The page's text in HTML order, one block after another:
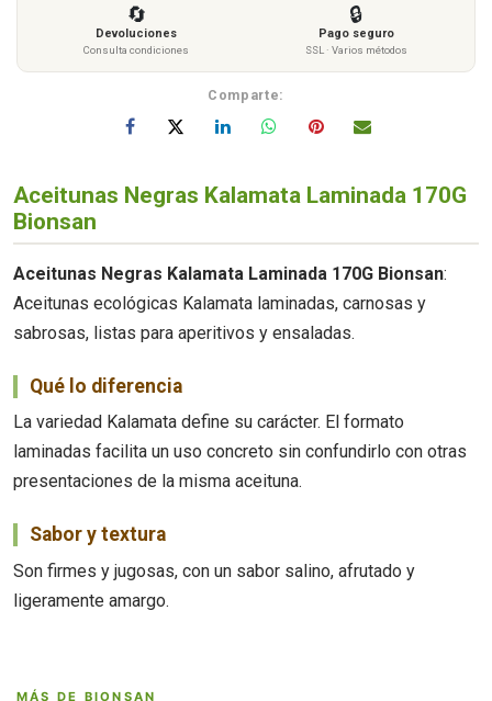
🔄
Devoluciones
Consulta condiciones
🔒
Pago seguro
SSL · Varios métodos
Comparte:
Aceitunas Negras Kalamata Laminada 170G
Bionsan
Aceitunas Negras Kalamata Laminada 170G Bionsan:
Aceitunas ecológicas Kalamata laminadas, carnosas y
sabrosas, listas para aperitivos y ensaladas.
Qué lo diferencia
La variedad Kalamata define su carácter. El formato
laminadas facilita un uso concreto sin confundirlo con otras
presentaciones de la misma aceituna.
Sabor y textura
Son firmes y jugosas, con un sabor salino, afrutado y
ligeramente amargo.
MÁS DE BIONSAN